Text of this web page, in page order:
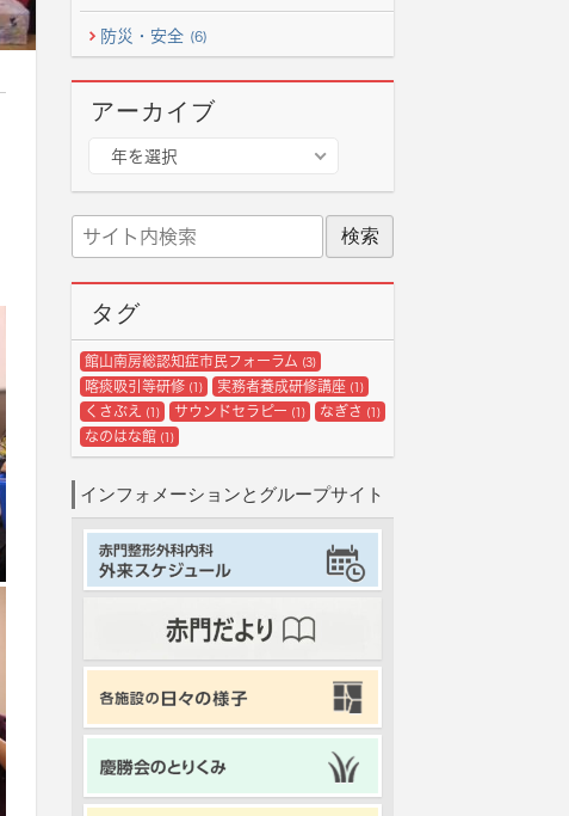
防災・安全 (6)
アーカイブ
ブ
年を選択
イ
ト
タグ
館山南房総認知症市民フォーラム (3)
喀痰吸引等研修(1) 実務者養成研修講座 (1)
くさぶえ (1) サウンドセラピー (1) なぎさ (1)
なのはな館(1)
インフォメーションとグループサイト